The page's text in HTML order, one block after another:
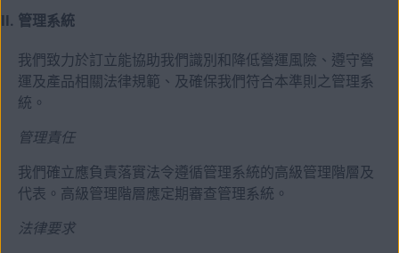
管理系統
我們致力於訂立能協助我們識別和降低營運風險、遵守營
運及產品相關法律規範、及確保我們符合本準則之管理系
統。
管理責任
我們確立應負責落實法令遵循管理系統的高級管理階層及
代表。高級管理階層應定期審查管理系統。
法律要求